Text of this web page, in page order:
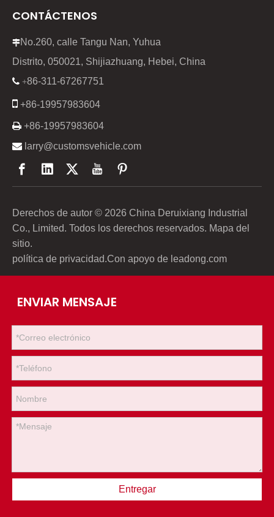
CONTÁCTENOS
No.260, calle Tangu Nan, Yuhua
Distrito, 050021, Shijiazhuang, Hebei, China
 +86-311-67267751
 +86-19957983604
 +86-19957983604
 larry@customsvehicle.com
Derechos de autor © 2026 China Deruixiang Industrial
Co., Limited. Todos los derechos reservados. Mapa del
sitio.
política de privacidad.Con apoyo de leadong.com
ENVIAR MENSAJE
Entregar